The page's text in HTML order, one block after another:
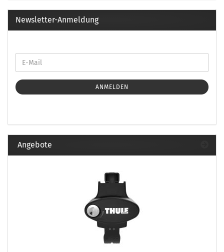
Newsletter-Anmeldung
ANMELDEN
Angebote